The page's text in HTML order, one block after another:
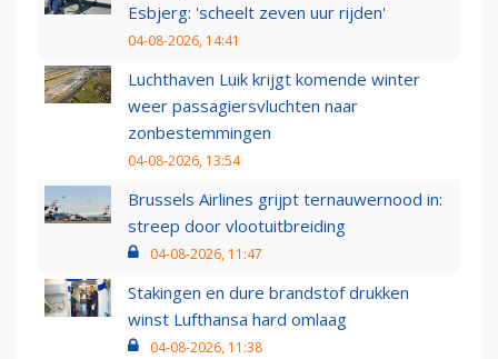
Esbjerg: 'scheelt zeven uur rijden'
04-08-2026, 14:41
Luchthaven Luik krijgt komende winter
weer passagiersvluchten naar
zonbestemmingen
04-08-2026, 13:54
Brussels Airlines grijpt ternauwernood in:
streep door vlootuitbreiding
04-08-2026, 11:47
Stakingen en dure brandstof drukken
winst Lufthansa hard omlaag
04-08-2026, 11:38